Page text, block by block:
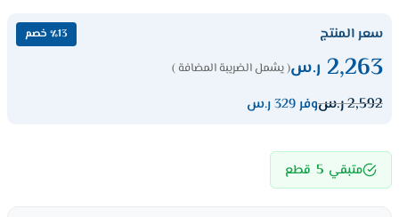
سعر المنتج ٪13 خصم
2,263 ر.س( يشمل الضريبة المضافة )
2,592ر.سوفر 329 ر.س
متبقي 5 قطع